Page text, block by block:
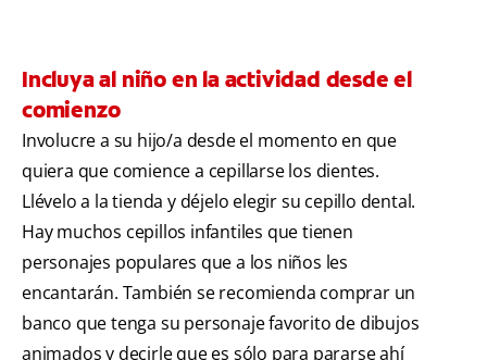
Incluya al niño en la actividad desde el
comienzo
Involucre a su hijo/a desde el momento en que
quiera que comience a cepillarse los dientes.
Llévelo a la tienda y déjelo elegir su cepillo dental.
Hay muchos cepillos infantiles que tienen
personajes populares que a los niños les
encantarán. También se recomienda comprar un
banco que tenga su personaje favorito de dibujos
animados y decirle que es sólo para pararse ahí